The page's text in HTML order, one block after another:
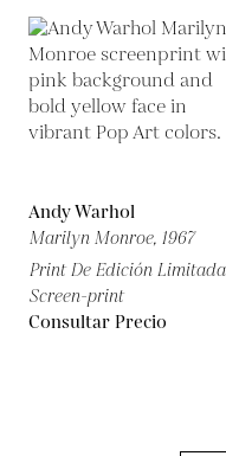
Andy Warhol
Marilyn Monroe, 1967
Print De Edición Limitada
Screen-print
Consultar Precio